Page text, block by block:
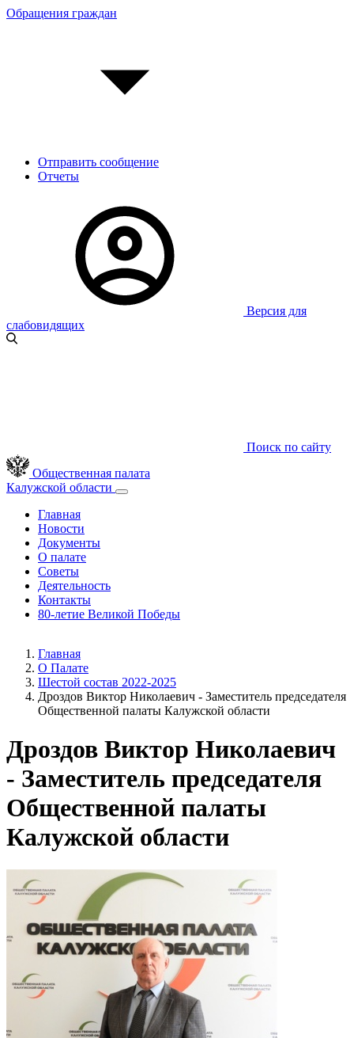
Обращения граждан
Отправить сообщение
Отчеты
Версия для
слабовидящих
Поиск по сайту
Общественная палата
Калужской области
Главная
Новости
Документы
О палате
Советы
Деятельность
Контакты
80-летие Великой Победы
Главная
О Палате
Шестой состав 2022-2025
Дроздов Виктор Николаевич - Заместитель председателя
Общественной палаты Калужской области
Дроздов Виктор Николаевич
- Заместитель председателя
Общественной палаты
Калужской области